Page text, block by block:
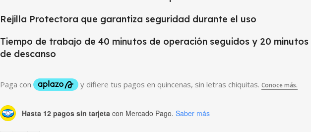
Rejilla Protectora que garantiza seguridad durante el uso
Tiempo de trabajo de 40 minutos de operación seguidos y 20 minutos
de descanso
Hasta 12 pagos sin tarjeta con Mercado Pago. Saber más